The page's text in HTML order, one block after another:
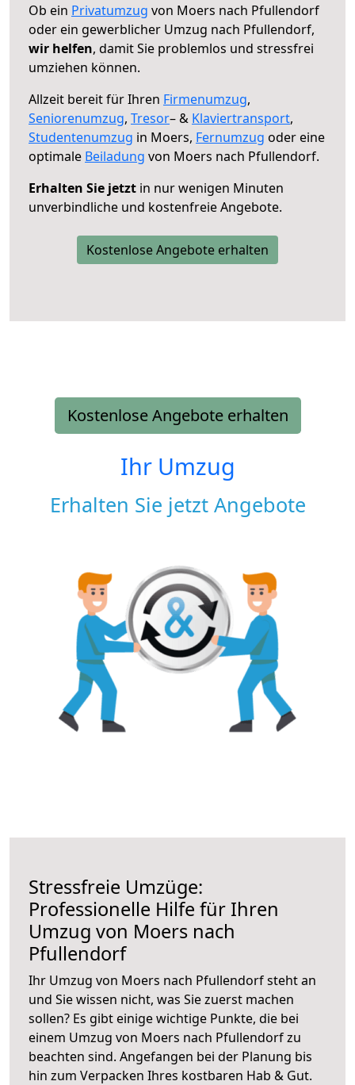
Ob ein Privatumzug von Moers nach Pfullendorf
oder ein gewerblicher Umzug nach Pfullendorf,
wir helfen, damit Sie problemlos und stressfrei
umziehen können.
Allzeit bereit für Ihren Firmenumzug,
Seniorenumzug, Tresor– & Klaviertransport,
Studentenumzug in Moers, Fernumzug oder eine
optimale Beiladung von Moers nach Pfullendorf.
Erhalten Sie jetzt in nur wenigen Minuten
unverbindliche und kostenfreie Angebote.
Kostenlose Angebote erhalten
Kostenlose Angebote erhalten
Ihr Umzug
Erhalten Sie jetzt Angebote
Stressfreie Umzüge:
Professionelle Hilfe für Ihren
Umzug von Moers nach
Pfullendorf
Ihr Umzug von Moers nach Pfullendorf steht an
und Sie wissen nicht, was Sie zuerst machen
sollen? Es gibt einige wichtige Punkte, die bei
einem Umzug von Moers nach Pfullendorf zu
beachten sind. Angefangen bei der Planung bis
hin zum Verpacken Ihres kostbaren Hab & Gut.